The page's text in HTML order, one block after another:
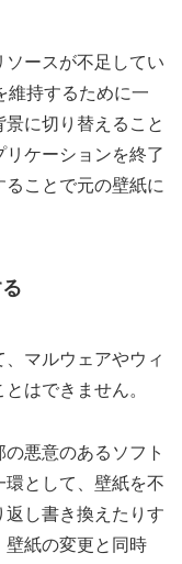
ソースが不足してい
維持するために一
に切り替えること
ケーションを終了
ことで元の壁紙に
マルウェアやウィ
はできません。
悪意のあるソフト
環として、壁紙を不
し書き換えたりす
壁紙の変更と同時